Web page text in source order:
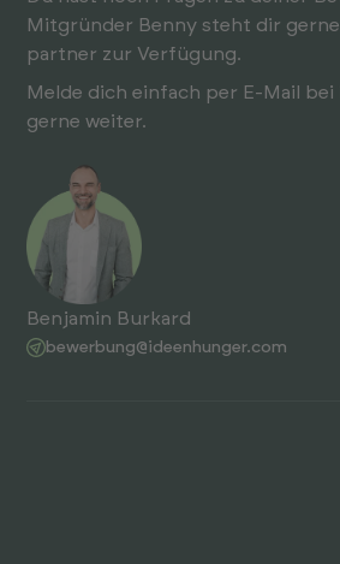
Mit­gründer Benny steht dir
partner zur Ver­fügung.
Melde dich einfach per E-Mail
gerne weiter.
Benjamin Burkard
bewerbung@ideenhunger.com